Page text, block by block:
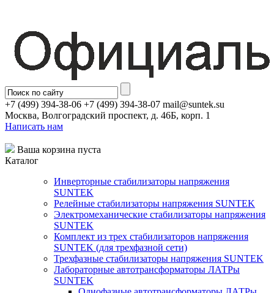
+7 (499) 394-38-06 +7 (499) 394-38-07 mail@suntek.su
Москва, Волгоградский проспект, д. 46Б, корп. 1
Написать нам
Ваша корзина пуста
Каталог
Инверторные стабилизаторы напряжения
SUNTEK
Релейные стабилизаторы напряжения SUNTEK
Электромеханические стабилизаторы напряжения
SUNTEK
Комплект из трех стабилизаторов напряжения
SUNTEK (для трехфазной сети)
Трехфазные стабилизаторы напряжения SUNTEK
Лабораторные автотрансформаторы ЛАТРы
SUNTEK